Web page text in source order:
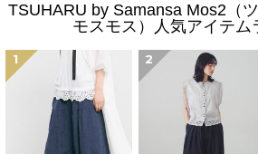
TSUHARU by Samansa Mos2（
モスモス）人気アイテム
1 2